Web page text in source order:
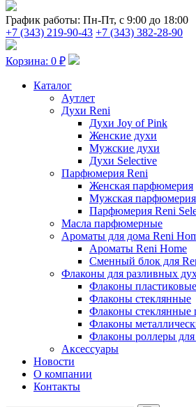
График работы: Пн-Пт, с 9:00 до 18:00
+7 (343) 219-90-43 +7 (343) 382-28-90
Корзина: 0 ₽
Каталог
Аутлет
Духи Reni
Духи Joy of Pink
Женские духи
Мужские духи
Духи Selective
Парфюмерия Reni
Женская парфюмерия
Мужская парфюмерия
Парфюмерия Reni
Масла парфюмерные
Ароматы для дома Reni
Ароматы Reni Home
Сменный блок для
Флаконы для разливных
Флаконы пластиковые
Флаконы стеклянные
Флаконы стеклянные
Флаконы
Флаконы роллеры для
Аксессуары
Новости
О компании
Контакты